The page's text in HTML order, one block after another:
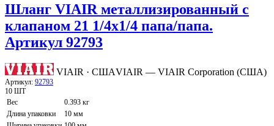
Шланг VIAIR металлизированный с
клапаном 21 1/4х1/4 папа/папа.
Артикул 92793
VIAIR · СШАVIAIR — VIAIR Corporation (США)
Артикул: 92793
10 ШТ
Вес
0.393 кг
Длина упаковки
10 мм